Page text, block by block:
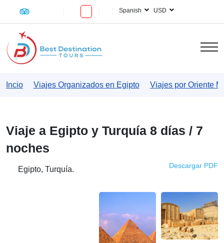
Spanish USD
Incio Viajes Organizados en Egipto Viajes por Oriente
Viaje a Egipto y Turquía 8 días / 7
noches
Egipto, Turquía. Descargar PDF